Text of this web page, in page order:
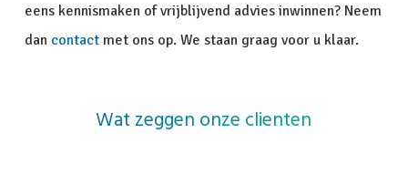
eens kennismaken of vrijblijvend advies inwinnen? Neem
dan contactmet ons op. We staan graag voor u klaar.
Wat zeggen onze clienten